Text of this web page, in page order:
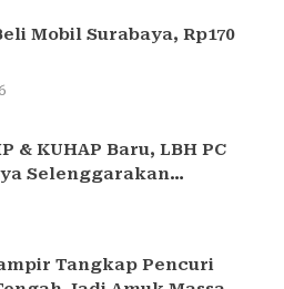
Mobil Surabaya, Rp170
& KUHAP Baru, LBH PC
Selenggarakan
Tangkap Pencuri